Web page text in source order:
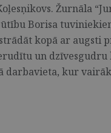
Žurnāla
Borisa
kopā ar augsti
un dzīvesgudru
darbavieta, kur